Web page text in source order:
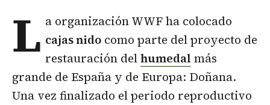
L a organización WWF ha colocado
cajas nido como parte del proyecto de
restauración delhumedal más
grande de España y de Europa: Doñana.
Una vez finalizado el periodo reproductivo